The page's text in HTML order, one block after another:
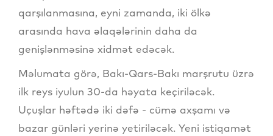
qarşılanmasına, eyni zamanda, iki ölkə
arasında hava əlaqələrinin daha da
genişlənməsinə xidmət edəcək.
Məlumata görə, Bakı-Qars-Bakı marşrutu üzrə
ilk reys iyulun 30-da həyata keçiriləcək.
Uçuşlar həftədə iki dəfə - cümə axşamı və
bazar günləri yerinə yetiriləcək. Yeni istiqamət